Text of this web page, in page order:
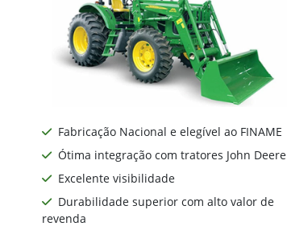
Fabricação Nacional e elegível ao FINAME
Ótima integração com tratores John Deere
Excelente visibilidade
Durabilidade superior com alto valor de
revenda